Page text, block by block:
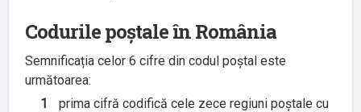
Codurile poștale în România
Semnificația celor 6 cifre din codul poștal este
următoarea:
1
prima cifră codifică cele zece regiuni poștale cu